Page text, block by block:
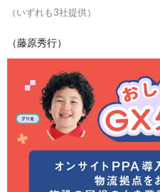
（いずれも3社提供）
（藤原秀行）